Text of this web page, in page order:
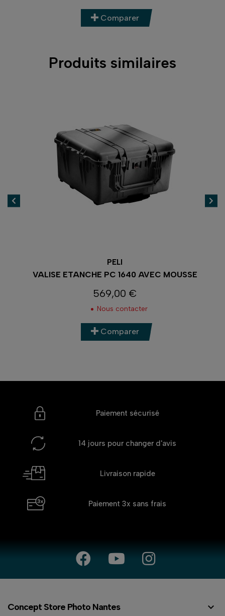
Comparer
Produits similaires
PELI
VALISE ETANCHE PC 1640 AVEC MOUSSE
Prix
569,00 €
Nous contacter
Comparer
Paiement sécurisé
14 jours pour changer d'avis
Livraison rapide
Paiement 3x sans frais
Concept Store Photo Nantes 